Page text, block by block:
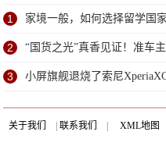
1 家境一般，如何选择留学国家
2 “国货之光”真香见证！准车
3 小屏旗舰退烧了索尼
关于我们 联系我们 XML地图